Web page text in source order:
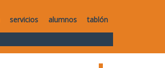
servicios alumnos tablón